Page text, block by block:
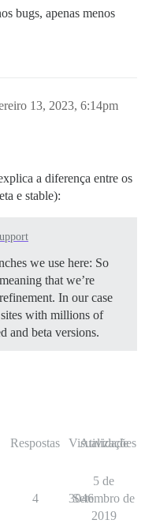
bugs, apenas menos
13, 2023, 6:14pm
a diferença entre os
e stable):
we use here: So
that we’re
In our case
sites with millions of
and beta versions.
Respostas Visualizações
Atividade
4 3046
5 de
Setembro de
2019